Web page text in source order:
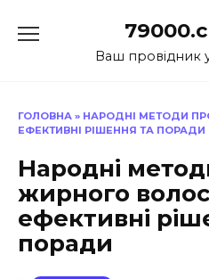
до
Ваш провідник
ГОЛОВНА » НАРОДНІ МЕТОДИ
ЕФЕКТИВНІ РІШЕННЯ ТА ПОРАДИ
Народні
жирного
ефективні
поради